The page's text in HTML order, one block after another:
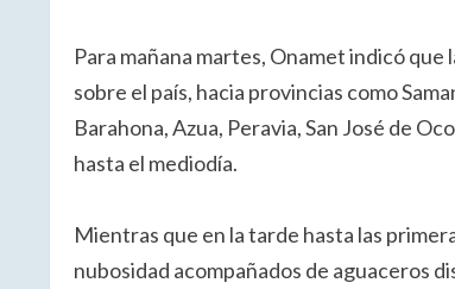
Para mañana martes, Onamet indicó
sobre el país, hacia provincias como
Barahona, Azua, Peravia, San José de
hasta el mediodía.
Mientras que en la tarde hasta las
nubosidad acompañados de aguaceros